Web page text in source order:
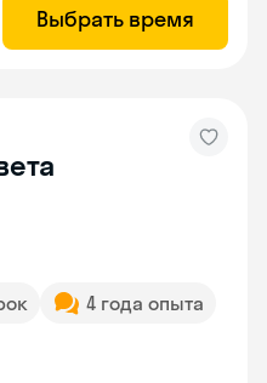
Выбрать время
4 года опыта